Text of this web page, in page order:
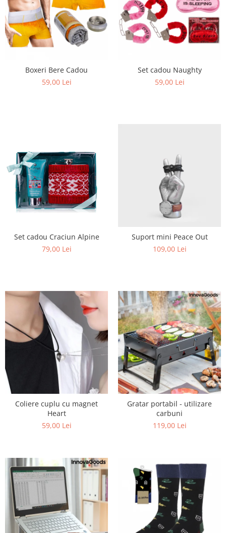
Boxeri Bere Cadou
59,00 Lei
Set cadou Naughty
59,00 Lei
Set cadou Craciun Alpine
79,00 Lei
Suport mini Peace Out
109,00 Lei
Coliere cuplu cu magnet
Heart
59,00 Lei
Gratar portabil - utilizare
carbuni
119,00 Lei